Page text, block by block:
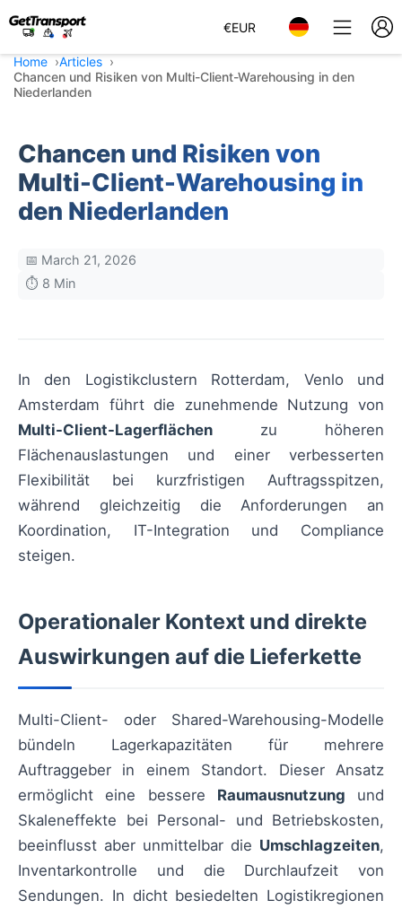
€EUR
Home
Articles
Chancen und Risiken von Multi-Client-Warehousing in den
Niederlanden
Chancen und Risiken von
Multi-Client-Warehousing in
den Niederlanden
📅 March 21, 2026
⏱️ 8 Min
In den Logistikclustern Rotterdam, Venlo und
Amsterdam führt die zunehmende Nutzung von
Multi-Client-Lagerflächen zu höheren
Flächenauslastungen und einer verbesserten
Flexibilität bei kurzfristigen Auftragsspitzen,
während gleichzeitig die Anforderungen an
Koordination, IT-Integration und Compliance
steigen.
Operationaler Kontext und direkte
Auswirkungen auf die Lieferkette
Multi-Client- oder Shared-Warehousing-Modelle
bündeln Lagerkapazitäten für mehrere
Auftraggeber in einem Standort. Dieser Ansatz
ermöglicht eine bessere Raumausnutzung und
Skaleneffekte bei Personal- und Betriebskosten,
beeinflusst aber unmittelbar die Umschlagzeiten,
Inventarkontrolle und die Durchlaufzeit von
Sendungen. In dicht besiedelten Logistikregionen